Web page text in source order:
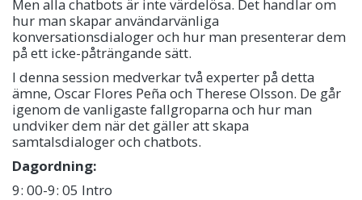
Men alla chatbots är inte värdelösa. Det handlar om
hur man skapar användarvänliga
konversationsdialoger och hur man presenterar dem
på ett icke-påträngande sätt.
I denna session medverkar två experter på detta
ämne, Oscar Flores Peña och Therese Olsson. De går
igenom de vanligaste fallgroparna och hur man
undviker dem när det gäller att skapa
samtalsdialoger och chatbots.
Dagordning:
9: 00-9: 05 Intro